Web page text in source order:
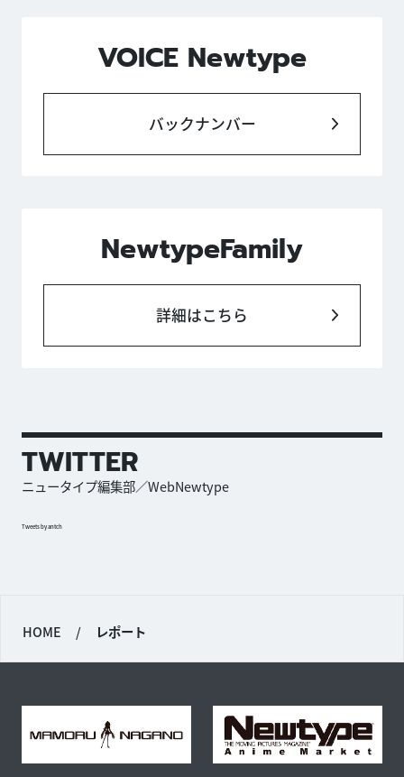
VOICE Newtype
バックナンバー
NewtypeFamily
詳細はこちら
TWITTER
ニュータイプ編集部／WebNewtype
Tweets by antch
HOME / レポート